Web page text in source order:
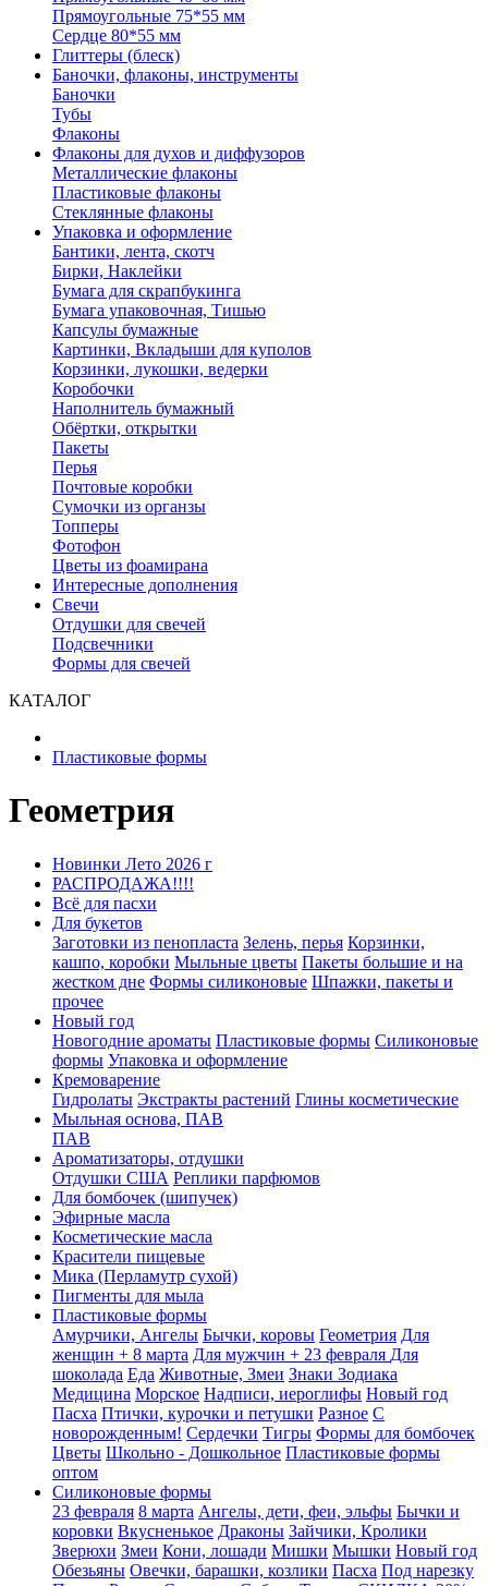
Прямоугольные 75*55 мм
Сердце 80*55 мм
Глиттеры (блеск)
Баночки, флаконы, инструменты
Баночки
Тубы
Флаконы
Флаконы для духов и диффузоров
Металлические флаконы
Пластиковые флаконы
Стеклянные флаконы
Упаковка и оформление
Бантики, лента, скотч
Бирки, Наклейки
Бумага для скрапбукинга
Бумага упаковочная, Тишью
Капсулы бумажные
Картинки, Вкладыши для куполов
Корзинки, лукошки, ведерки
Коробочки
Наполнитель бумажный
Обёртки, открытки
Пакеты
Перья
Почтовые коробки
Сумочки из органзы
Топперы
Фотофон
Цветы из фоамирана
Интересные дополнения
Свечи
Отдушки для свечей
Подсвечники
Формы для свечей
КАТАЛОГ
Пластиковые формы
Геометрия
Новинки Лето 2026 г
РАСПРОДАЖА!!!!
Всё для пасхи
Для букетов
Заготовки из пенопласта Зелень, перья Корзинки,
кашпо, коробки Мыльные цветы Пакеты большие и на
жестком дне Формы силиконовые Шпажки, пакеты и
прочее
Новый год
Новогодние ароматы Пластиковые формы Силиконовые
формы Упаковка и оформление
Кремоварение
Гидролаты Экстракты растений Глины косметические
Мыльная основа, ПАВ
ПАВ
Ароматизаторы, отдушки
Отдушки США Реплики парфюмов
Для бомбочек (шипучек)
Эфирные масла
Косметические масла
Красители пищевые
Мика (Перламутр сухой)
Пигменты для мыла
Пластиковые формы
Амурчики, Ангелы Бычки, коровы Геометрия Для
женщин + 8 марта Для мужчин + 23 февраля Для
шоколада Еда Животные, Змеи Знаки Зодиака
Медицина Морское Надписи, иероглифы Новый год
Пасха Птички, курочки и петушки Разное С
новорожденным! Сердечки Тигры Формы для бомбочек
Цветы Школьно - Дошкольное Пластиковые формы
оптом
Силиконовые формы
23 февраля 8 марта Ангелы, дети, феи, эльфы Бычки и
коровки Вкусненькое Драконы Зайчики, Кролики
Зверюхи Змеи Кони, лошади Мишки Мышки Новый год
Обезьяны Овечки, барашки, козлики Пасха Под нарезку